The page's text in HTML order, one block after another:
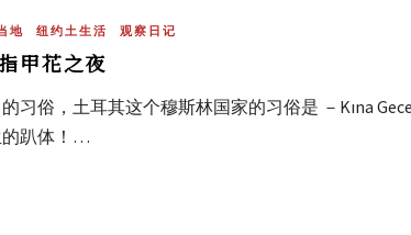
地 纽约土生活 观察日记
甲花之夜
习俗，土耳其这个穆斯林国家的习俗是 －Kına
的趴体！…